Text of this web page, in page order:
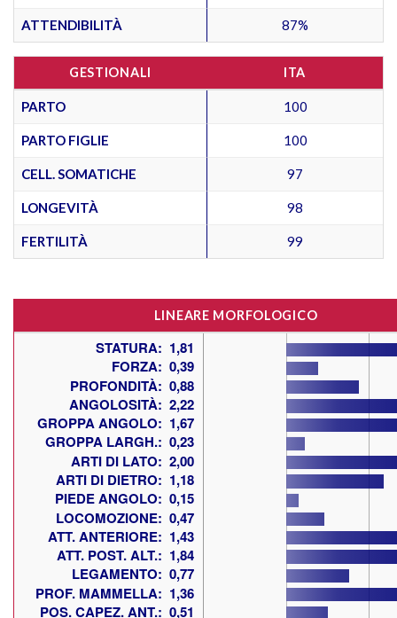
ATTENDIBILITÀ 87%
GESTIONALI ITA
PARTO 100
PARTO FIGLIE 100
CELL. SOMATICHE 97
LONGEVITÀ 98
FERTILITÀ 99
LINEARE MORFOLOGICO